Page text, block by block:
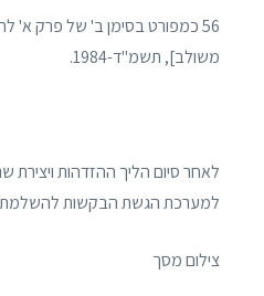
56 כמפורט בסימן ב' של פרק א'
משולב], תשמ"ד-1984.
לאחר סיום הליך ההזדהות
למערכת הגשת הבקשות להשלמת
צילום מסך